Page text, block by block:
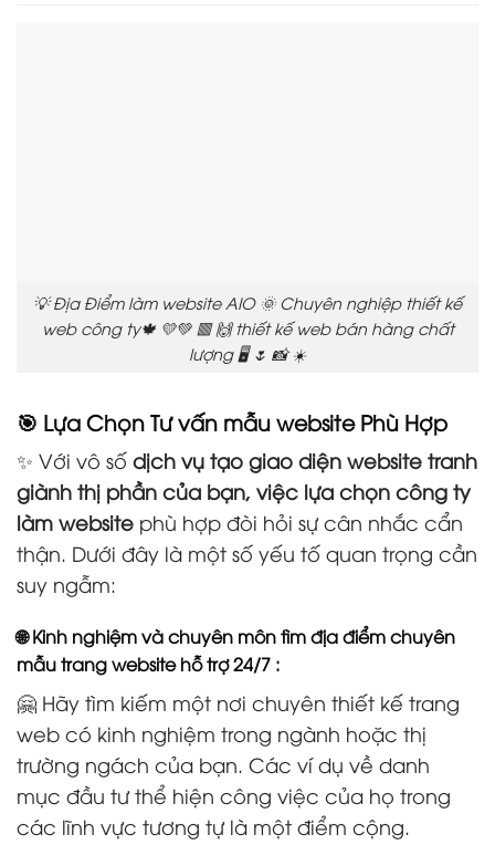
💡 Địa Điểm làm website AIO 🌞 Chuyên nghiệp thiết kế
web công ty🍁 💛💚 🟥 🙌 thiết kế web bán hàng chất
lượng 🖥️ 🌷 📸 ☀️
🎯 Lựa Chọn Tư vấn mẫu website Phù Hợp
✨ Với vô số dịch vụ tạo giao diện website tranh
giành thị phần của bạn, việc lựa chọn công ty
làm website phù hợp đòi hỏi sự cân nhắc cẩn
thận. Dưới đây là một số yếu tố quan trọng cần
suy ngẫm:
🌐 Kinh nghiệm và chuyên môn tìm địa điểm chuyên
mẫu trang website hỗ trợ 24/7 :
🤗 Hãy tìm kiếm một nơi chuyên thiết kế trang
web có kinh nghiệm trong ngành hoặc thị
trường ngách của bạn. Các ví dụ về danh
mục đầu tư thể hiện công việc của họ trong
các lĩnh vực tương tự là một điểm cộng.